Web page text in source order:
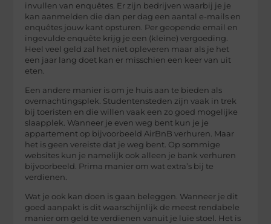
invullen van enquêtes. Er zijn bedrijven waarbij je je
kan aanmelden die dan per dag een aantal e-mails en
enquêtes jouw kant opsturen. Per geopende email en
ingevulde enquête krijg je een (kleine) vergoeding.
Heel veel geld zal het niet opleveren maar als je het
een jaar lang doet kan er misschien een keer van uit
eten.
Een andere manier is om je huis aan te bieden als
overnachtingsplek. Studentensteden zijn vaak in trek
bij toeristen en die willen vaak een zo goed mogelijke
slaapplek. Wanneer je even weg bent kun je je
appartement op bijvoorbeeld AirBnB verhuren. Maar
het is geen vereiste dat je weg bent. Op sommige
websites kun je namelijk ook alleen je bank verhuren
bijvoorbeeld. Prima manier om wat extra’s bij te
verdienen.
Wat je ook kan doen is gaan beleggen. Wanneer je dit
goed aanpakt is dit waarschijnlijk de meest rendabele
manier om geld te verdienen vanuit je luie stoel. Het is